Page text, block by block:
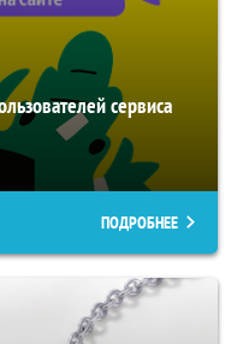
сервиса
ПОДРОБНЕЕ